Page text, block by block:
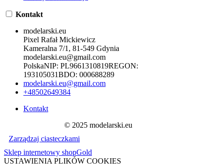
Kontakt
modelarski.eu
Pixel Rafał Mickiewicz
Kameralna 7/1, 81-549 Gdynia
modelarski.eu@gmail.com
PolskaNIP: PL9661310819REGON:
193105031BDO: 000688289
modelarski.eu@gmail.com
+48502649384
Kontakt
© 2025 modelarski.eu
Zarządzaj ciasteczkami
Sklep internetowy shopGold
USTAWIENIA PLIKÓW COOKIES